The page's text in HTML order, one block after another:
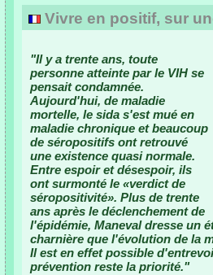
Vivre en positif, sur
"Il y a trente ans, toute
personne atteinte par le VIH se
pensait condamnée.
Aujourd'hui, de maladie
mortelle, le sida s'est mué en
maladie chronique et beaucoup
de séropositifs ont retrouvé
une existence quasi normale.
Entre espoir et désespoir, ils
ont surmonté le «verdict de
séropositivité». Plus de trente
ans après le déclenchement de
l'épidémie, Maneval dresse un
charnière que l'évolution de la
Il est en effet possible
prévention reste la priorité."